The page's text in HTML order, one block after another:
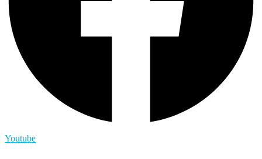
Youtube